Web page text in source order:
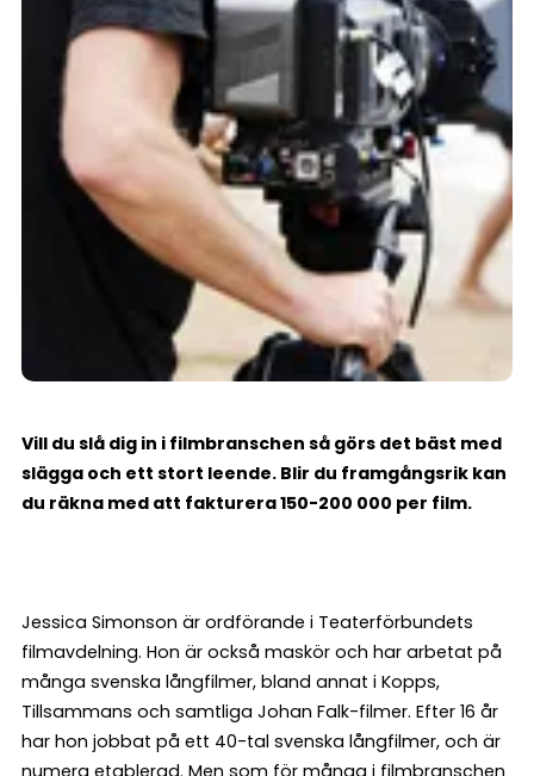
Vill du slå dig in i filmbranschen så görs det bäst med
slägga och ett stort leende. Blir du framgångsrik kan
du räkna med att fakturera 150-200 000 per film.
Jessica Simonson är ordförande i Teaterförbundets
filmavdelning. Hon är också maskör och har arbetat på
många svenska långfilmer, bland annat i Kopps,
Tillsammans och samtliga Johan Falk-filmer. Efter 16 år
har hon jobbat på ett 40-tal svenska långfilmer, och är
numera etablerad. Men som för många i filmbranschen